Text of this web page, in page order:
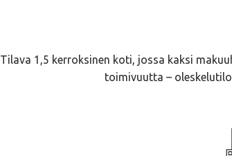
Tilava 1,5 kerroksinen koti, jossa kaksi
toimivuutta –